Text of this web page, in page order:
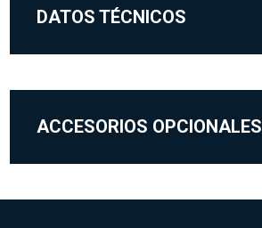
DATOS TÉCNICOS
ACCESORIOS OPCIONALES